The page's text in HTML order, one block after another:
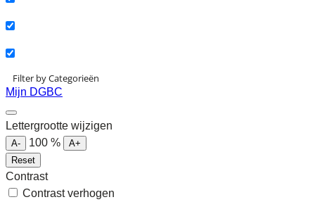
Filter by Categorieën
Mijn DGBC
Lettergrootte wijzigen
A- 100 %
A+
Reset
Contrast
Contrast verhogen